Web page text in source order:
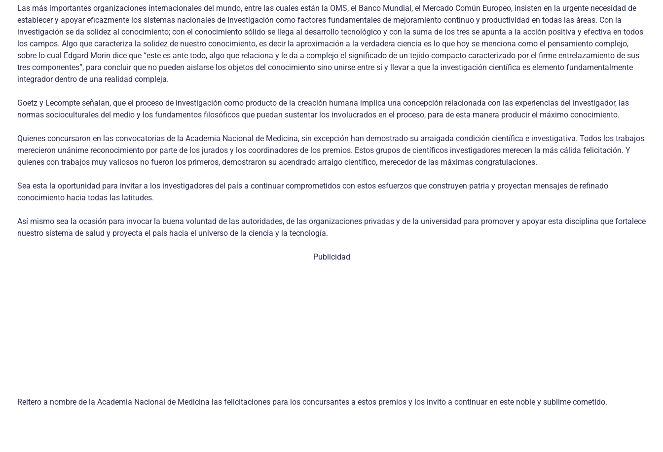
Las más importantes organizaciones internacionales del mundo, entre las cuales están la OMS, el Banco Mundial, el Mercado Común Europeo, insisten en la urgente necesidad de
establecer y apoyar eficazmente los sistemas nacionales de Investigación como factores fundamentales de mejoramiento continuo y productividad en todas las áreas. Con la
investigación se da solidez al conocimiento; con el conocimiento sólido se llega al desarrollo tecnológico y con la suma de los tres se apunta a la acción positiva y efectiva en todos
los campos. Algo que caracteriza la solidez de nuestro conocimiento, es decir la aproximación a la verdadera ciencia es lo que hoy se menciona como el pensamiento complejo,
sobre lo cual Edgard Morin dice que “este es ante todo, algo que relaciona y le da a complejo el significado de un tejido compacto caracterizado por el firme entrelazamiento de sus
tres componentes”, para concluir que no pueden aislarse los objetos del conocimiento sino unirse entre sí y llevar a que la investigación científica es elemento fundamentalmente
integrador dentro de una realidad compleja.
Goetz y Lecompte señalan, que el proceso de investigación como producto de la creación humana implica una concepción relacionada con las experiencias del investigador, las
normas socioculturales del medio y los fundamentos filosóficos que puedan sustentar los involucrados en el proceso, para de esta manera producir el máximo conocimiento.
Quienes concursaron en las convocatorias de la Academia Nacional de Medicina, sin excepción han demostrado su arraigada condición científica e investigativa. Todos los trabajos
merecieron unánime reconocimiento por parte de los jurados y los coordinadores de los premios. Estos grupos de científicos investigadores merecen la más cálida felicitación. Y
quienes con trabajos muy valiosos no fueron los primeros, demostraron su acendrado arraigo científico, merecedor de las máximas congratulaciones.
Sea esta la oportunidad para invitar a los investigadores del país a continuar comprometidos con estos esfuerzos que construyen patria y proyectan mensajes de refinado
conocimiento hacia todas las latitudes.
Así mismo sea la ocasión para invocar la buena voluntad de las autoridades, de las organizaciones privadas y de la universidad para promover y apoyar esta disciplina que fortalece
nuestro sistema de salud y proyecta el país hacia el universo de la ciencia y la tecnología.
Publicidad
Reitero a nombre de la Academia Nacional de Medicina las felicitaciones para los concursantes a estos premios y los invito a continuar en este noble y sublime cometido.